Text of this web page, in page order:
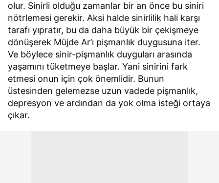
olur. Sinirli olduğu zamanlar bir an önce bu siniri
nötrlemesi gerekir. Aksi halde sinirlilik hali karşı
tarafı yıpratır, bu da daha büyük bir çekişmeye
dönüşerek Müjde Ar’ı pişmanlık duygusuna iter.
Ve böylece sinir-pişmanlık duyguları arasında
yaşamını tüketmeye başlar. Yani sinirini fark
etmesi onun için çok önemlidir. Bunun
üstesinden gelemezse uzun vadede pişmanlık,
depresyon ve ardından da yok olma isteği ortaya
çıkar.